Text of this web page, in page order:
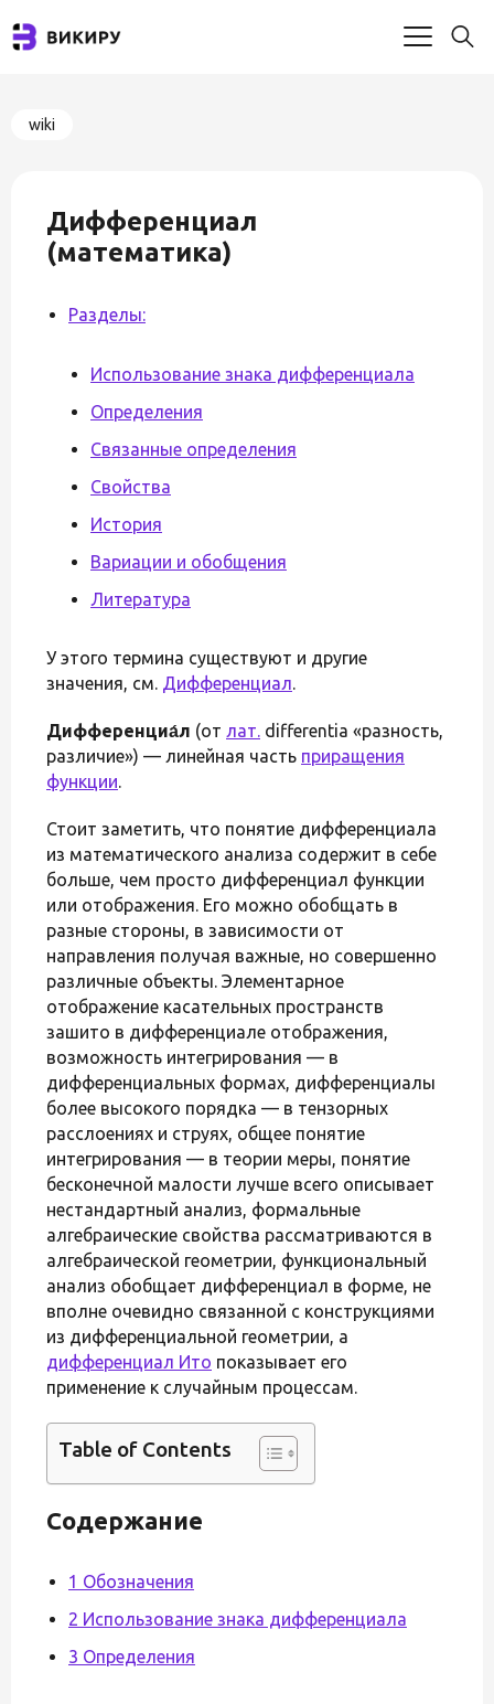
wiki
Дифференциал
(математика)
Разделы:
Использование знака дифференциала
Определения
Связанные определения
Свойства
История
Вариации и обобщения
Литература
У этого термина существуют и другие
значения, см. Дифференциал.
Дифференциа́л (от лат. differentia «разность,
различие») — линейная часть приращения
функции.
Стоит заметить, что понятие дифференциала
из математического анализа содержит в себе
больше, чем просто дифференциал функции
или отображения. Его можно обобщать в
разные стороны, в зависимости от
направления получая важные, но совершенно
различные объекты. Элементарное
отображение касательных пространств
зашито в дифференциале отображения,
возможность интегрирования — в
дифференциальных формах, дифференциалы
более высокого порядка — в тензорных
расслоениях и струях, общее понятие
интегрирования — в теории меры, понятие
бесконечной малости лучше всего описывает
нестандартный анализ, формальные
алгебраические свойства рассматриваются в
алгебраической геометрии, функциональный
анализ обобщает дифференциал в форме, не
вполне очевидно связанной с конструкциями
из дифференциальной геометрии, а
дифференциал Ито показывает его
применение к случайным процессам.
Table of Contents
Содержание
1 Обозначения
2 Использование знака дифференциала
3 Определения